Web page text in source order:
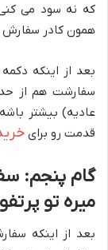
که نه سود می کنی
همون کادر
بعد از اینکه
عادیه) بیشتر
قدمت رو برای
گام پنجم:
میره تو
بعد از اینکه